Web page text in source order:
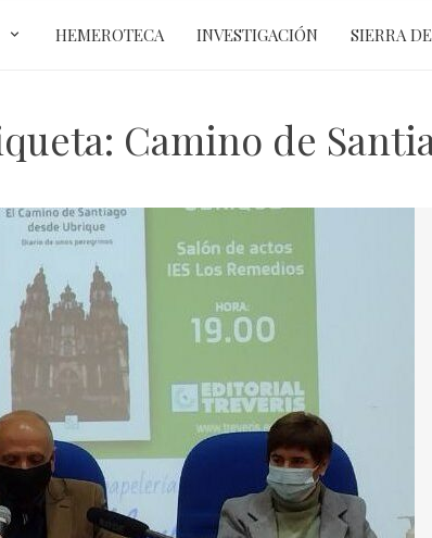
HEMEROTECA INVESTIGACIÓN SIERRA
Camino de